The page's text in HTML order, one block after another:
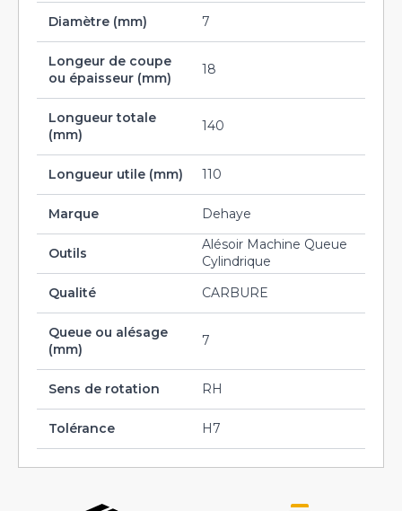
Diamètre (mm) 7
Longeur de coupe
ou épaisseur (mm)
18
Longueur totale
(mm)
140
Longueur utile (mm) 110
Marque Dehaye
Outils
Alésoir Machine Queue
Cylindrique
Qualité
CARBURE
Queue ou alésage
(mm)
7
Sens de rotation RH
Tolérance H7